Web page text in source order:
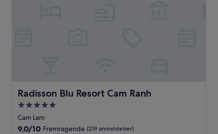
Radisson Blu Resort Cam Ranh
Radisson Blu Resort Cam Ranh
5.0-
stjernet
overnatningssted
Cam Lam
9.0
9,0/10 Fremragende (219 anmeldelser)